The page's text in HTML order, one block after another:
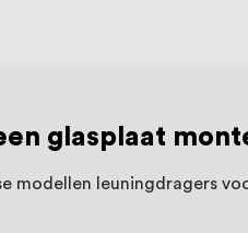
glasplaat
modellen leuningdragers